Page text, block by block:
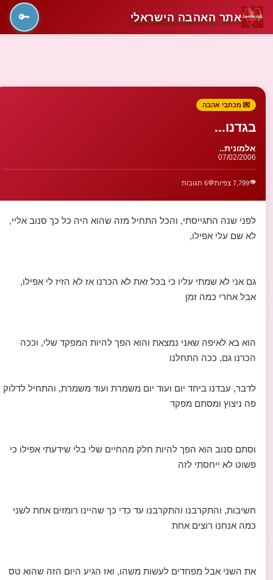
אתר האהבה הישראלי 🔑
💌 מכתבי אהבה
בגדנו...
אלמונית..
07/02/2006
👁️7,799 צפיות 💬6 תגובות
לפני שנה התגייסתי, והכל התחיל מזה שהוא היה כל כך סנוב אליי,
לא שם עלי אפילו,
גם אני לא שמתי עליו כי בכל זאת לא הכרנו אז לא הזיז לי אפילו,
אבל אחרי כמה זמן
הוא בא לאיפה שאני נמצאת והוא הפך להיות המפקד שלי, וככה
הכרנו גם, ככה התחלנו
לדבר, עבדנו ביחד יום ועוד יום משמרת ועוד משמרת, והתחיל לדלוק
פה ניצוץ ומסתם מפקד
וסתם סנוב הוא הפך להיות חלק מהחיים שלי בלי שידעתי אפילו כי
פשוט לא ייחסתי לזה
חשיבות, והתקרבנו והתקרבנו עד כדי כך שהיינו רומזים אחת לשני
כמה אנחנו רוצים אחת
את השני אבל מפחדים לעשות משהו, ואז הגיע היום הזה שהוא טס